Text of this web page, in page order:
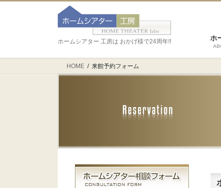
ホームシアター 工房は おかげ様で24周年!! ホ
HOME 来館予約フォーム